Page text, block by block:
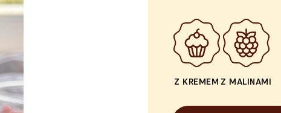
Z KREMEM Z MALINAMI